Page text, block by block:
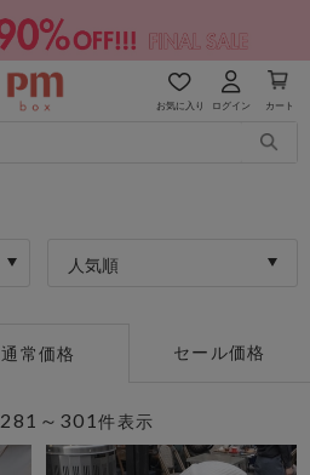
お気に入り ログイン カート
人気順
通常価格 セール価格
281～301件表示